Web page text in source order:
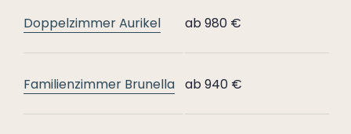
Doppelzimmer Aurikel ab 980 €
Familienzimmer Brunella ab 940 €